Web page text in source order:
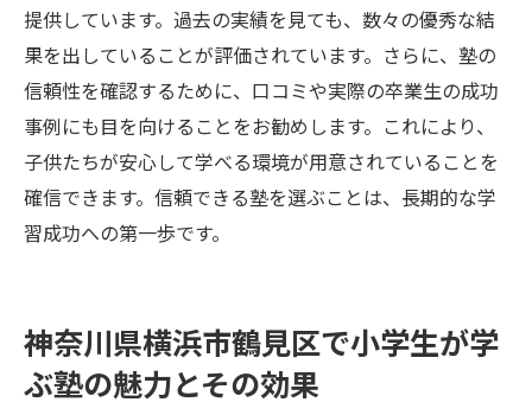
提供しています。過去の実績を見ても、数々の優秀な結
果を出していることが評価されています。さらに、塾の
信頼性を確認するために、口コミや実際の卒業生の成功
事例にも目を向けることをお勧めします。これにより、
子供たちが安心して学べる環境が用意されていることを
確信できます。信頼できる塾を選ぶことは、長期的な学
習成功への第一歩です。
神奈川県横浜市鶴見区で小学生が学
ぶ塾の魅力とその効果